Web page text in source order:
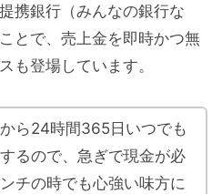
携銀行（みんなの銀行な
とで、売上金を即時かつ無
も登場しています。
ら24時間365日いつでも
るので、急ぎで現金が必
チの時でも心強い味方に